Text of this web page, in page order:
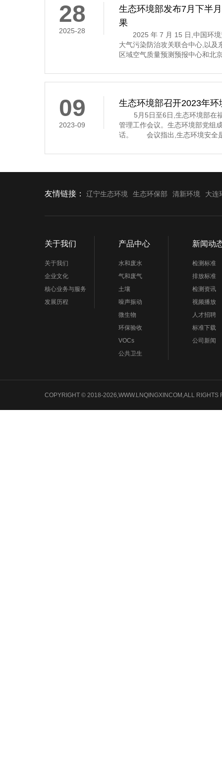
28
2025-28
生态环境部发布7月下半
果
2025 年 7 月 15 日,中国环境
大气污染防治攻关联合中心,以及
区域空气质量预测预报中心和北
示,7 月下半月全国大部分地区空
其中,京津冀及
09
2023-09
生态环境部召开2023年
5月5日至6日,生态环境部在福
管理工作会议。生态环境部党组
话。 会议指出,生态环境安全
安全,多次作出重要指示批示,为
近年来,全国环
友情链接： 辽宁生态环境 生态环保部 清新环境 大连
关于我们
关于我们
企业文化
核心业务与服务
发展历程
产品中心
水和废水
气和废气
土壤
噪声振动
微生物
环保验收
VOCs
公共卫生
新闻动
检测标准
排放标准
检测资讯
视频播放
人才招聘
标准下载
公司新闻
COPYRIGHT © 2018-2026,WWW.LNQINGXINCOM,ALL